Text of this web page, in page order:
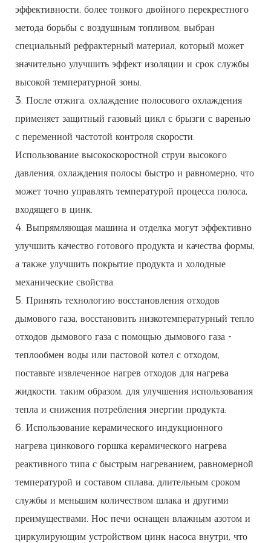
эффективности, более тонкого двойного перекрестного
метода борьбы с воздушным топливом, выбран
специальный рефрактерный материал, который может
значительно улучшить эффект изоляции и срок службы
высокой температурной зоны.
3. После отжига, охлаждение полосового охлаждения
применяет защитный газовый цикл с брызги с варенью
с переменной частотой контроля скорости.
Использование высокоскоростной струи высокого
давления, охлаждения полосы быстро и равномерно, что
может точно управлять температурой процесса полоса,
входящего в цинк.
4. Выпрямляющая машина и отделка могут эффективно
улучшить качество готового продукта и качества формы,
а также улучшить покрытие продукта и холодные
механические свойства.
5. Принять технологию восстановления отходов
дымового газа, восстановить низкотемпературный тепло
отходов дымового газа с помощью дымового газа -
теплообмен воды или пастовой котел с отходом,
поставьте извлеченное нагрев отходов для нагрева
жидкости, таким образом, для улучшения использования
тепла и снижения потребления энергии продукта.
6. Использование керамического индукционного
нагрева цинкового горшка керамического нагрева
реактивного типа с быстрым нагреванием, равномерной
температурой и составом сплава, длительным сроком
службы и меньшим количеством шлака и другими
преимуществами. Нос печи оснащен влажным азотом и
циркулирующим устройством цинк насоса внутри, что